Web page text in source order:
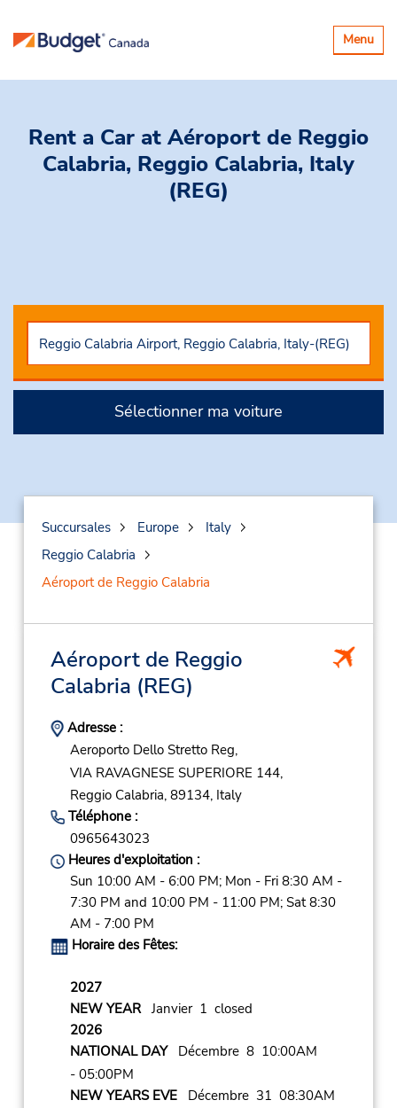
Basculer
la
Menu
Rent a Car at Aéroport de Reggio
Calabria, Reggio Calabria, Italy
(REG)
Sélectionner ma voiture
Succursales Europe
Italy
Reggio Calabria
Aéroport de Reggio Calabria
Aéroport de Reggio
Calabria (REG)
Adresse :
Aeroporto Dello Stretto Reg,
VIA RAVAGNESE SUPERIORE 144,
Reggio Calabria, 89134, Italy
Téléphone :
0965643023
Heures d'exploitation :
Sun 10:00 AM - 6:00 PM; Mon - Fri 8:30 AM -
7:30 PM and 10:00 PM - 11:00 PM; Sat 8:30
AM - 7:00 PM
Horaire des Fêtes:
2027
NEW YEARJanvier 1 closed
2026
NATIONAL DAYDécembre 8 10:00AM
- 05:00PM
NEW YEARS EVEDécembre 31 08:30AM